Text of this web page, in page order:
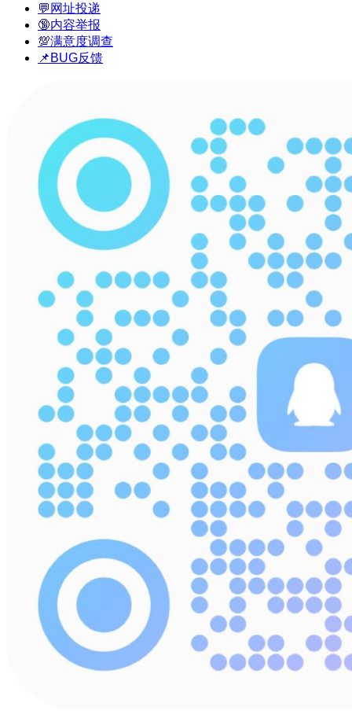
💬网址投递
🔞内容举报
💯满意度调查
📌BUG反馈